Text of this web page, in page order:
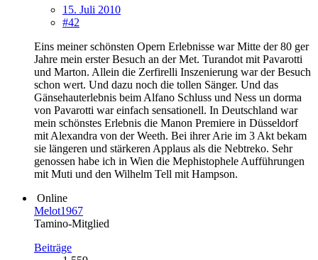
15. Juli 2010
#42
Eins meiner schönsten Opern Erlebnisse war Mitte der 80 ger
Jahre mein erster Besuch an der Met. Turandot mit Pavarotti
und Marton. Allein die Zerfirelli Inszenierung war der Besuch
schon wert. Und dazu noch die tollen Sänger. Und das
Gänsehauterlebnis beim Alfano Schluss und Ness un dorma
von Pavarotti war einfach sensationell. In Deutschland war
mein schönstes Erlebnis die Manon Premiere in Düsseldorf
mit Alexandra von der Weeth. Bei ihrer Arie im 3 Akt bekam
sie längeren und stärkeren Applaus als die Nebtreko. Sehr
genossen habe ich in Wien die Mephistophele Aufführungen
mit Muti und den Wilhelm Tell mit Hampson.
Online
Melot1967
Tamino-Mitglied
Beiträge